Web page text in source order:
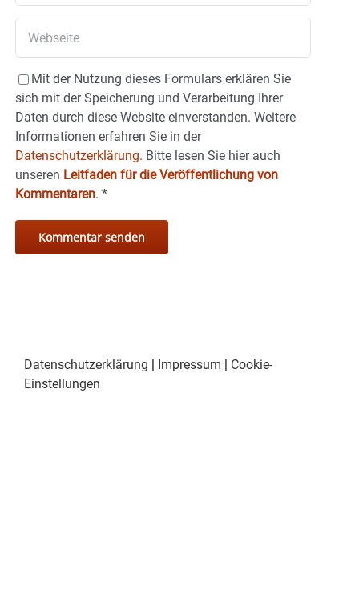
Mit der Nutzung dieses Formulars erklären Sie
sich mit der Speicherung und Verarbeitung Ihrer
Daten durch diese Website einverstanden. Weitere
Informationen erfahren Sie in der
Datenschutzerklärung. Bitte lesen Sie hier auch
unseren Leitfaden für die Veröffentlichung von
Kommentaren. *
Datenschutzerklärung Impressum
Cookie-
Einstellungen